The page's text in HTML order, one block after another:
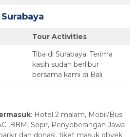
Tour Activities
Tiba di Surabaya. Terima
kasih sudah berlibur
bersama kami di Bali
: Hotel 2 malam, Mobil/Bus
,BBM, Sopir, Penyeberangan Jawa
dan donasi, tiket masuk obyek